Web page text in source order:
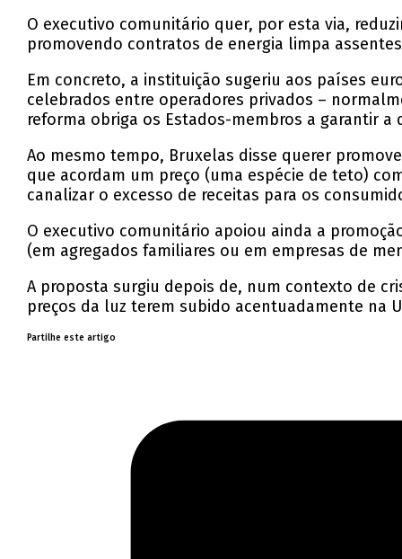
O executivo comunitário quer, por esta via,
promovendo contratos de energia limpa
Em concreto, a instituição sugeriu aos países
celebrados entre operadores privados –
reforma obriga os Estados-membros a garantir
Ao mesmo tempo, Bruxelas disse querer
que acordam um preço (uma espécie de teto)
canalizar o excesso de receitas para os
O executivo comunitário apoiou ainda a
(em agregados familiares ou em empresas de
A proposta surgiu depois de, num contexto de
preços da luz terem subido acentuadamente na
Partilhe este artigo